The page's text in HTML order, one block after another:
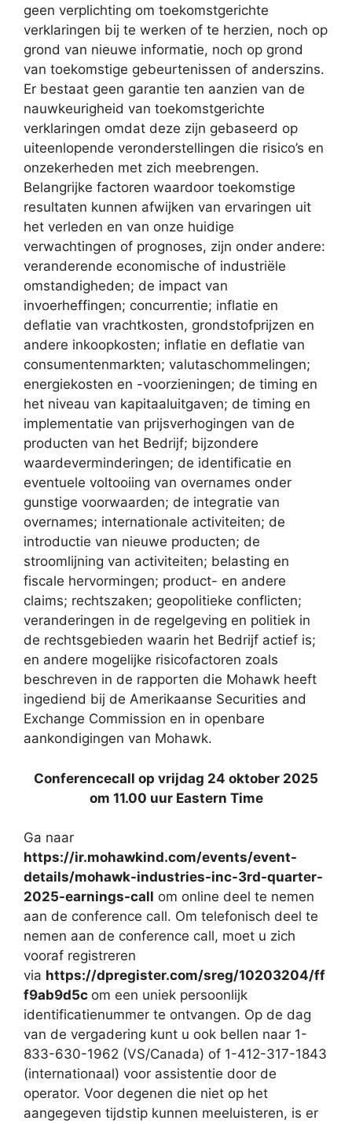
geen verplichting om toekomstgerichte
verklaringen bij te werken of te herzien, noch op
grond van nieuwe informatie, noch op grond
van toekomstige gebeurtenissen of anderszins.
Er bestaat geen garantie ten aanzien van de
nauwkeurigheid van toekomstgerichte
verklaringen omdat deze zijn gebaseerd op
uiteenlopende veronderstellingen die risico’s en
onzekerheden met zich meebrengen.
Belangrijke factoren waardoor toekomstige
resultaten kunnen afwijken van ervaringen uit
het verleden en van onze huidige
verwachtingen of prognoses, zijn onder andere:
veranderende economische of industriële
omstandigheden; de impact van
invoerheffingen; concurrentie; inflatie en
deflatie van vrachtkosten, grondstofprijzen en
andere inkoopkosten; inflatie en deflatie van
consumentenmarkten; valutaschommelingen;
energiekosten en -voorzieningen; de timing en
het niveau van kapitaaluitgaven; de timing en
implementatie van prijsverhogingen van de
producten van het Bedrijf; bijzondere
waardeverminderingen; de identificatie en
eventuele voltooiing van overnames onder
gunstige voorwaarden; de integratie van
overnames; internationale activiteiten; de
introductie van nieuwe producten; de
stroomlijning van activiteiten; belasting en
fiscale hervormingen; product- en andere
claims; rechtszaken; geopolitieke conflicten;
veranderingen in de regelgeving en politiek in
de rechtsgebieden waarin het Bedrijf actief is;
en andere mogelijke risicofactoren zoals
beschreven in de rapporten die Mohawk heeft
ingediend bij de Amerikaanse Securities and
Exchange Commission en in openbare
aankondigingen van Mohawk.
Conferencecall op vrijdag 24 oktober 2025
om 11.00 uur Eastern Time
Ga naar
https://ir.mohawkind.com/events/event-
details/mohawk-industries-inc-3rd-quarter-
2025-earnings-call om online deel te nemen
aan de conference call. Om telefonisch deel te
nemen aan de conference call, moet u zich
vooraf registreren
via https://dpregister.com/sreg/10203204/ff
f9ab9d5c om een uniek persoonlijk
identificatienummer te ontvangen. Op de dag
van de vergadering kunt u ook bellen naar 1-
833-630-1962 (VS/Canada) of 1-412-317-1843
(internationaal) voor assistentie door de
operator. Voor degenen die niet op het
aangegeven tijdstip kunnen meeluisteren, is er